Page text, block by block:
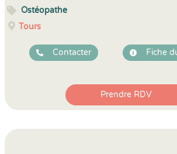
Ostéopathe
Tours
Contacter Fiche
Prendre RDV